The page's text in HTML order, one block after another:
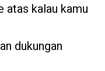
atas kalau kamu
dukungan